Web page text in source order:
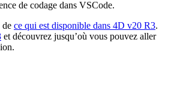
de codage dans VSCode.
de ce qui est disponible dans 4D v20 R3.
et découvrez jusqu’où vous pouvez aller